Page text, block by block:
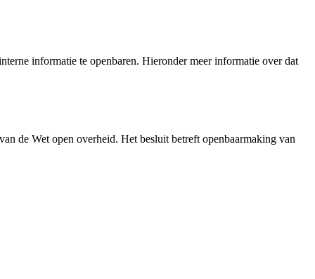
informatie te openbaren. Hieronder meer informatie over dat
de Wet open overheid. Het besluit betreft openbaarmaking van